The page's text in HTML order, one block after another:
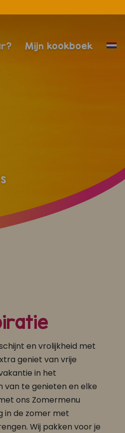
Mijn kookboek
en vrolijkheid met
geniet van vrije
in het
van te genieten en elke
ons Zomermenu
in de zomer met
Wij pakken voor je